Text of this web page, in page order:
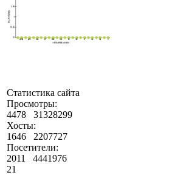
Статистика сайта
Просмотры:
4478
31328299
Хосты:
1646
2207727
Посетители:
2011
4441976
21